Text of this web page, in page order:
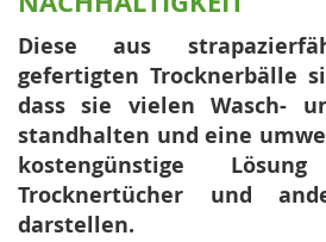
Diese aus
gefertigten Trocknerbälle
dass sie vielen Wasch-
standhalten und eine
kostengünstige
Trocknertücher und
darstellen.